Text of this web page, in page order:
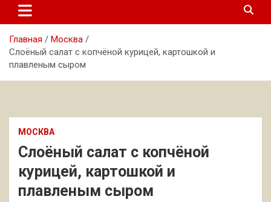
Главная
Москва
Слоёный салат с копчёной курицей, картошкой и
плавленым сыром
МОСКВА
Слоёный салат с копчёной
курицей, картошкой и
плавленым сыром